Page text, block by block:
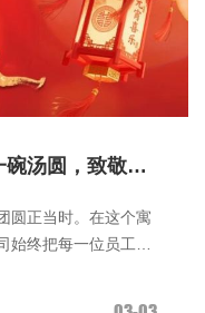
乐善暖人心，元宵共团圆｜一碗汤圆，致敬每一位并肩同行的您
圆正当时。在这个寓
终把每一位员工的